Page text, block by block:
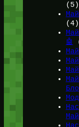
(5)
(4)
🤖